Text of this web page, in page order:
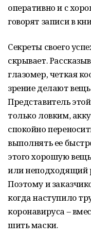
оперативно и с
говорят записи в
Секреты своего
скрывает.
глазомер, четкая
зрение делают
Представитель
только ловким,
спокойно
выполнять ее
этого хорошую
или неподходящий
Поэтому и
когда наступило
коронавируса –
шить маски.